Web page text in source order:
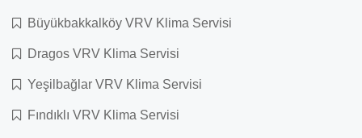
Büyükbakkalköy VRV Klima Servisi
Dragos VRV Klima Servisi
Yeşilbağlar VRV Klima Servisi
Fındıklı VRV Klima Servisi